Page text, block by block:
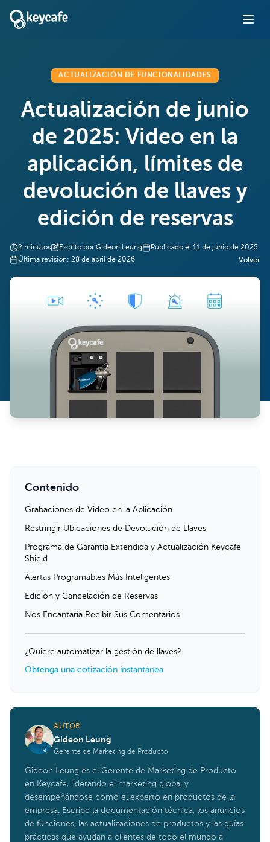
ACTUALIZACIÓN DE FUNCIONALIDADES
Actualización de junio
de 2025: Video en la
aplicación, límites de
devolución de llaves y
edición de reservas
2 minutos Escrito por Gideon Leung Publicado el 11 de junio de 2025
Última revisión: 28 de abril de 2026 Volver
Contenido
Grabaciones de Video en la Aplicación
Restringir Ubicaciones de Devolución de Llaves
Programa de Garantía Extendida y Actualización Keycafe
Shield
Alertas Programables Más Inteligentes
Edición y Cancelación de Reservas
Nos Encantaría Recibir Sus Comentarios
¿Quiere automatizar la gestión de llaves?
Obtenga una cotización instantánea
AUTOR
Gideon Leung
Gerente de Marketing de Producto
Gideon Leung es el Gerente de Marketing de Producto
en Keycafe, liderando el marketing global y
desempeñándose como el experto en productos de la
empresa. Escribe la documentación técnica, los anuncios
de funciones, las actualizaciones de productos y las guías
prácticas que ayudan a clientes de todo el mundo a